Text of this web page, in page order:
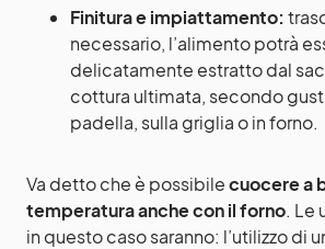
Finitura e impiattamento:
necessario, l’alimento potrà
delicatamente estratto dal
cottura ultimata, secondo
padella, sulla griglia o in forno.
Va detto che è possibilecuocere a
temperatura anche con il forno. Le
in questo caso saranno: l’utilizzo di